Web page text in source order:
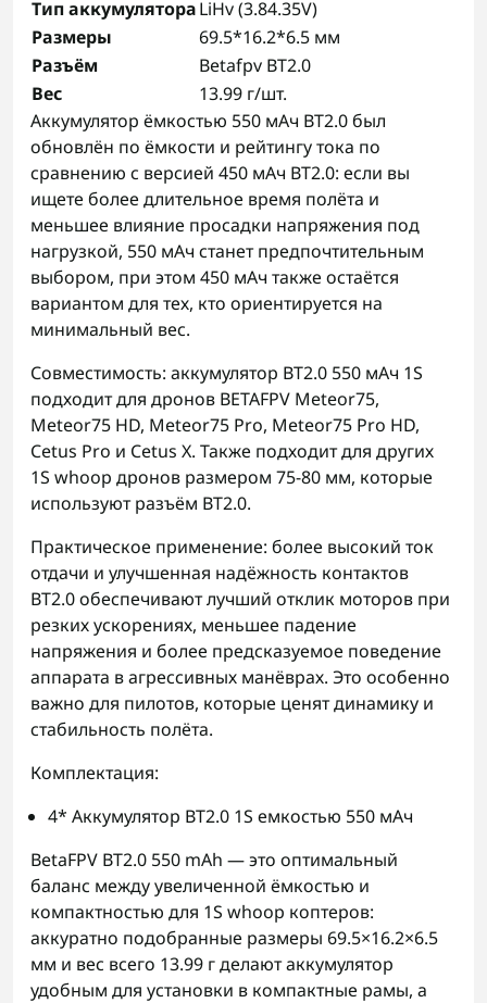
Тип аккумулятораLiHv (3.84.35V)
Размеры
69.5*16.2*6.5 мм
Разъём
Betafpv BT2.0
Вес
13.99 г/шт.
Аккумулятор ёмкостью 550 мАч BT2.0 был
обновлён по ёмкости и рейтингу тока по
сравнению с версией 450 мАч BT2.0: если вы
ищете более длительное время полёта и
меньшее влияние просадки напряжения под
нагрузкой, 550 мАч станет предпочтительным
выбором, при этом 450 мАч также остаётся
вариантом для тех, кто ориентируется на
минимальный вес.
Совместимость: аккумулятор BT2.0 550 мАч 1S
подходит для дронов BETAFPV Meteor75,
Meteor75 HD, Meteor75 Pro, Meteor75 Pro HD,
Cetus Pro и Cetus X. Также подходит для других
1S whoop дронов размером 75-80 мм, которые
используют разъём BT2.0.
Практическое применение: более высокий ток
отдачи и улучшенная надёжность контактов
BT2.0 обеспечивают лучший отклик моторов при
резких ускорениях, меньшее падение
напряжения и более предсказуемое поведение
аппарата в агрессивных манёврах. Это особенно
важно для пилотов, которые ценят динамику и
стабильность полёта.
Комплектация:
4* Аккумулятор BT2.0 1S емкостью 550 мАч
BetaFPV BT2.0 550 mAh — это оптимальный
баланс между увеличенной ёмкостью и
компактностью для 1S whoop коптеров:
аккуратно подобранные размеры 69.5×16.2×6.5
мм и вес всего 13.99 г делают аккумулятор
удобным для установки в компактные рамы, а